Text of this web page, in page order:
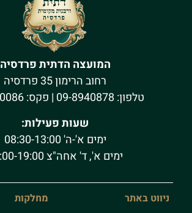
המועצה הדתית פרדסיה
רחוב הרימון 35 פרדסיה
טלפון: 09-8940878 | פקס: 09-8990086
שעות פעילות:
ימים א'-ה' 08:30-13:00
ימים א', ד' אחה"צ 16:00-19:00
ניווט באתר מחלקות